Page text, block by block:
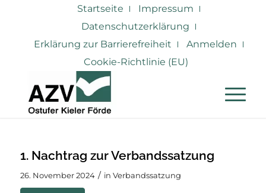
Startseite
Impressum
Datenschutzerklärung
Erklärung zur Barrierefreiheit
Anmelden
Cookie-Richtlinie (EU)
1. Nachtrag zur Verbandssatzung
26. November 2024 / in Verbandssatzung